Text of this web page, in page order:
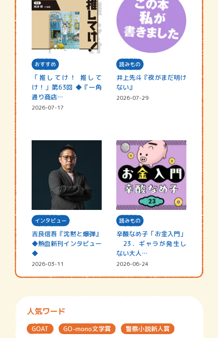
おすすめ
「推してけ！ 推して
け！」第63回 ◆『一角
通り商店…
2026-07-17
読みもの
井上先斗『夜がまだ明け
ない』
2026-07-29
インタビュー
吉良信吾『沈黙と爆弾』
◆熱血新刊インタビュー
◆
2026-03-11
読みもの
辛酸なめ子「お金入門」
23．ギャラが発生し
ない大人…
2026-06-24
人気ワード
GOAT GO-mono文学賞 警察小説新人賞